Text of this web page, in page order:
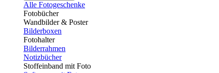
Alle Fotogeschenke
Fotobücher
Wandbilder & Poster
Bilderboxen
Fotohalter
Bilderrahmen
Notizbücher
Stoffeinband mit Foto